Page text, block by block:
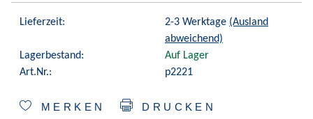
Lieferzeit: 2-3 Werktage (Ausland
abweichend)
Lagerbestand:
Auf Lager
Art.Nr.:
p2221
MERKEN DRUCKEN